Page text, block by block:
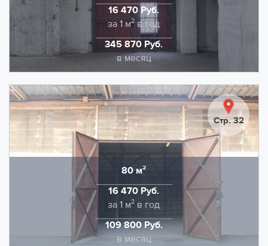
электроэнергия.
Стоимость
16 470 Руб.
за 1 м² в год
Стоимость
345 870 Руб.
в месяц
Предлагаем в аренду помещение 252 кв.м. без
отопления на 1 этаже под склад. Помещение имеет
два входа шириной 2.57 м. и оборудовано системами
охранной и пожарной сигнализации. Удобный
подъезд фуры и вместительная парковка на
территории.
НДС в размере 22% входит в указанную ставку.
Дополнительно оплачивается электроэнергия.
Стр. 32
Область80 м²
Стоимость
16 470 Руб.
за 1 м² в год
Стоимость
109 800 Руб.
в месяц